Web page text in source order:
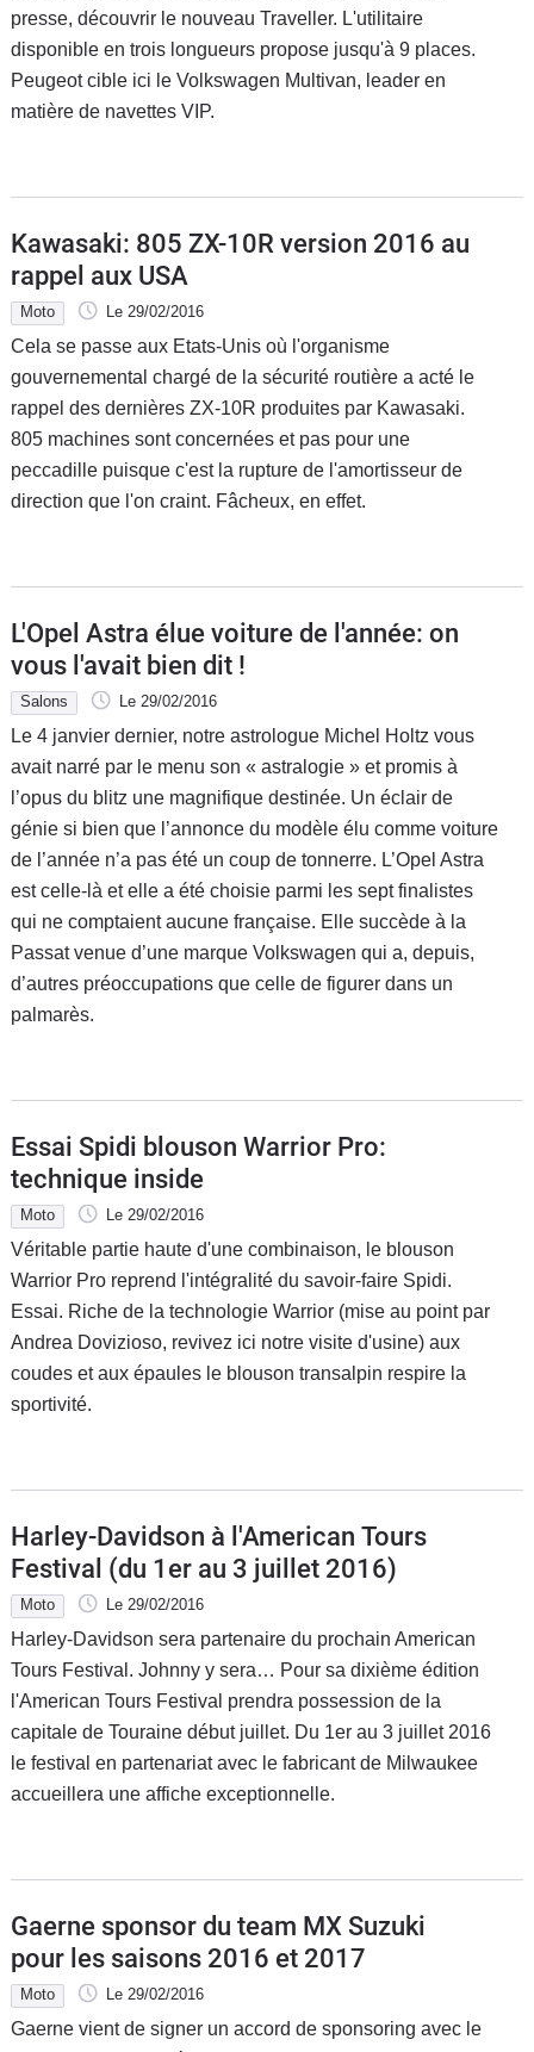
presse, découvrir le nouveau Traveller. L'utilitaire
disponible en trois longueurs propose jusqu'à 9 places.
Peugeot cible ici le Volkswagen Multivan, leader en
matière de navettes VIP.
Kawasaki: 805 ZX-10R version 2016 au
rappel aux USA
Moto Le 29/02/2016
Cela se passe aux Etats-Unis où l'organisme
gouvernemental chargé de la sécurité routière a acté le
rappel des dernières ZX-10R produites par Kawasaki.
805 machines sont concernées et pas pour une
peccadille puisque c'est la rupture de l'amortisseur de
direction que l'on craint. Fâcheux, en effet.
L'Opel Astra élue voiture de l'année: on
vous l'avait bien dit !
Salons Le 29/02/2016
Le 4 janvier dernier, notre astrologue Michel Holtz vous
avait narré par le menu son « astralogie » et promis à
l’opus du blitz une magnifique destinée. Un éclair de
génie si bien que l’annonce du modèle élu comme voiture
de l’année n’a pas été un coup de tonnerre. L’Opel Astra
est celle-là et elle a été choisie parmi les sept finalistes
qui ne comptaient aucune française. Elle succède à la
Passat venue d’une marque Volkswagen qui a, depuis,
d’autres préoccupations que celle de figurer dans un
palmarès.
Essai Spidi blouson Warrior Pro:
technique inside
Moto Le 29/02/2016
Véritable partie haute d'une combinaison, le blouson
Warrior Pro reprend l'intégralité du savoir-faire Spidi.
Essai. Riche de la technologie Warrior (mise au point par
Andrea Dovizioso, revivez ici notre visite d'usine) aux
coudes et aux épaules le blouson transalpin respire la
sportivité.
Harley-Davidson à l'American Tours
Festival (du 1er au 3 juillet 2016)
Moto Le 29/02/2016
Harley-Davidson sera partenaire du prochain American
Tours Festival. Johnny y sera… Pour sa dixième édition
l'American Tours Festival prendra possession de la
capitale de Touraine début juillet. Du 1er au 3 juillet 2016
le festival en partenariat avec le fabricant de Milwaukee
accueillera une affiche exceptionnelle.
Gaerne sponsor du team MX Suzuki
pour les saisons 2016 et 2017
Moto Le 29/02/2016
Gaerne vient de signer un accord de sponsoring avec le